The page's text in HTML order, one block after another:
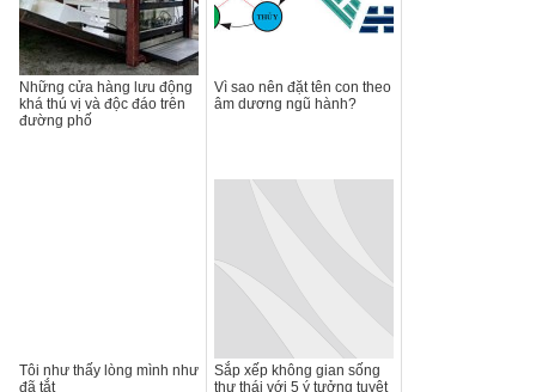
Những cửa hàng lưu động
khá thú vị và độc đáo trên
đường phố
Vì sao nên đặt tên con theo
âm dương ngũ hành?
Tôi như thấy lòng mình như
đã tắt
Sắp xếp không gian sống
thư thái với 5 ý tưởng tuyệt